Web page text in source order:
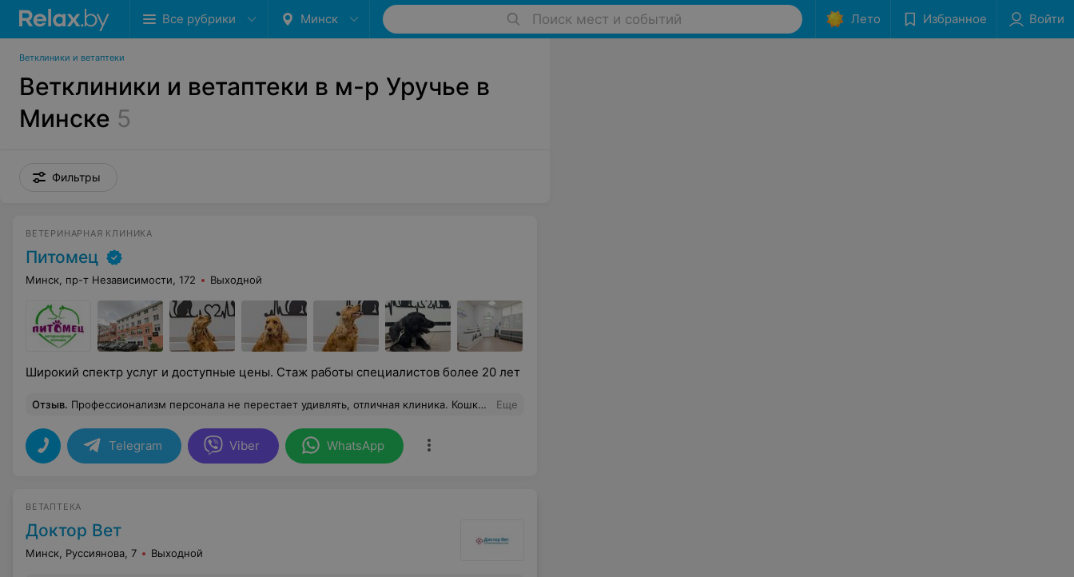
Все рубрики Минск Поиск мест и событий Лето Избранное Войти
Ветклиники и ветаптеки
Ветклиники и ветаптеки в м-р Уручье в
Минске 5
Фильтры
ВЕТЕРИНАРНАЯ КЛИНИКА
Питомец
Минск, пр-т Независимости, 172 Выходной
Широкий спектр услуг и доступные цены. Стаж работы специалистов более 20 лет
Отзыв. Профессионализм персонала не перестает удивлять, отличная клиника. Кошка(уличная, привезла стерелизовать дабы не размножалась) по моей вине вылетела из переноски как пуля, хотя даже от наркоза не отошла толком после стереализации, посносила со стола что то и прыгала на стены, я была в панике и ужасе, стояла как вкопанная, но сотрудница клиники с железными нервами точно, быстро ее настигла и благополучно усадила в переноску. Кошка была невменяема и могла сделать что угодно, а такие Люди по настоящему любят животных и знаю как работать с любыми животными в любых ситуациях. У нее нет имени, так что просто кошка) Будем искать хозяев, кошка очень ласковая и любвеабильная, но после наркоза испугалась. Еще
Telegram Viber WhatsApp
ВЕТАПТЕКА
Доктор Вет
Минск, Руссиянова, 7 Выходной